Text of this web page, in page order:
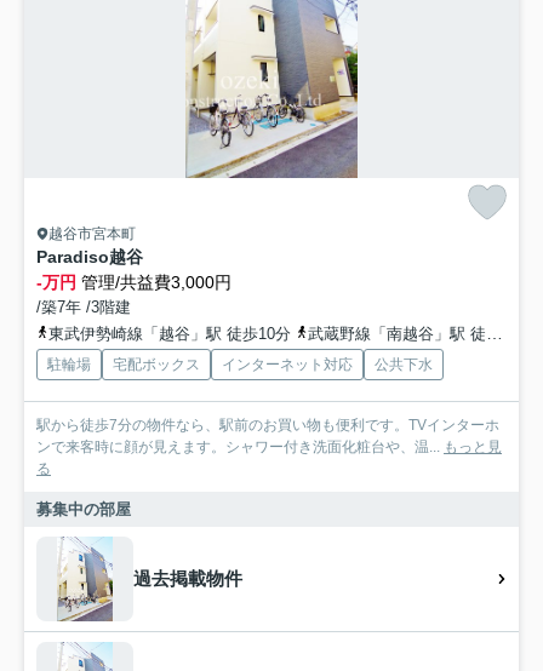
越谷市宮本町
Paradiso越谷
-万円 管理/共益費3,000円
/築7年 /3階建
東武伊勢崎線「越谷」駅 徒歩10分
武蔵野線「南越谷」駅 徒歩26分
駐輪場 宅配ボックス インターネット対応 公共下水
駅から徒歩7分の物件なら、駅前のお買い物も便利です。TVインターホ
ンで来客時に顔が見えます。シャワー付き洗面化粧台や、温...
もっと見
る
募集中の部屋
過去掲載物件